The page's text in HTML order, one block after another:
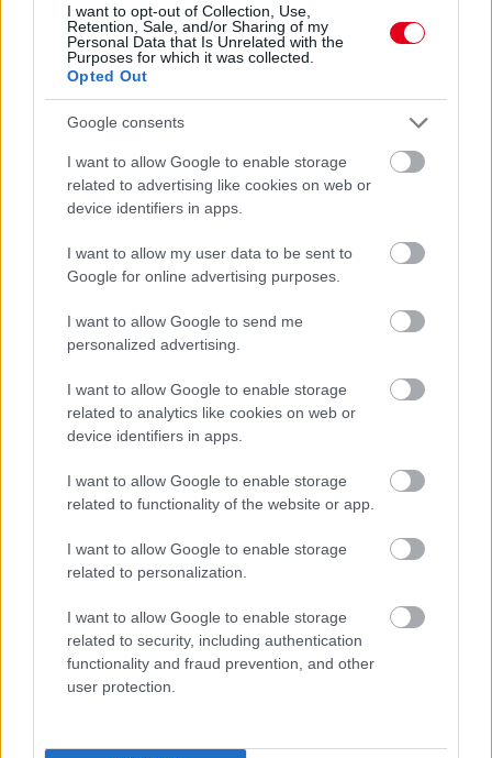
I want to opt-out of Collection, Use,
Retention, Sale, and/or Sharing of my
Personal Data that Is Unrelated with the
Purposes for which it was collected.
Opted Out
Google consents
I want to allow Google to enable storage
related to advertising like cookies on web or
device identifiers in apps.
I want to allow my user data to be sent to
Google for online advertising purposes.
I want to allow Google to send me
personalized advertising.
I want to allow Google to enable storage
related to analytics like cookies on web or
device identifiers in apps.
I want to allow Google to enable storage
related to functionality of the website or app.
I want to allow Google to enable storage
related to personalization.
I want to allow Google to enable storage
related to security, including authentication
functionality and fraud prevention, and other
user protection.
19 órája
Kerékpáros világbajnokságra kvalifikálta magát Bottas az
F1-es nyári szünetben
1 napja
Montoya szerint Antonelli kedvessége sem segít
Russellen